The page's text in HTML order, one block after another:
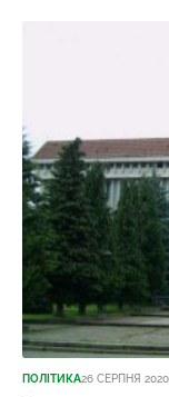
ПОЛІТИКА26 СЕРПНЯ